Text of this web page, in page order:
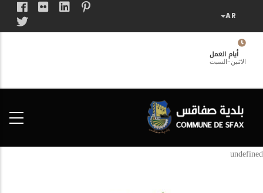
المحتوى
الرئيسيأيام العمل
الاثنين-السبت
undefined